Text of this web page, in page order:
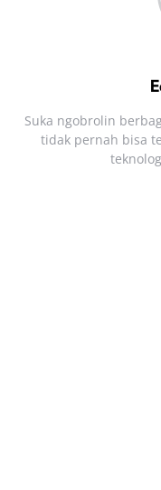
Suka ngobrolin
tidak pernah bisa